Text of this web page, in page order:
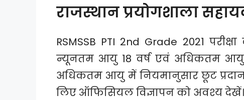
राजस्थान प्रयोगशाला
RSMSSB PTI 2nd Grade 2021
न्यूनतम आयु 18 वर्ष एवं अधिकतम आयु
अधिकतम आयु में नियमानुसार छूट
लिए ऑफिसियल विज्ञापन को अवश्य देखें।